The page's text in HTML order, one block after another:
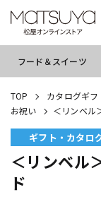
フード＆スイーツ
TOP カタログギフ
お祝い
＜リンベル
ギフト・カタロ
＜リンベル
ド